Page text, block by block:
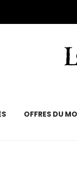
OFFRES DU